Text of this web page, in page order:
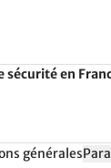
sécurité en
générales